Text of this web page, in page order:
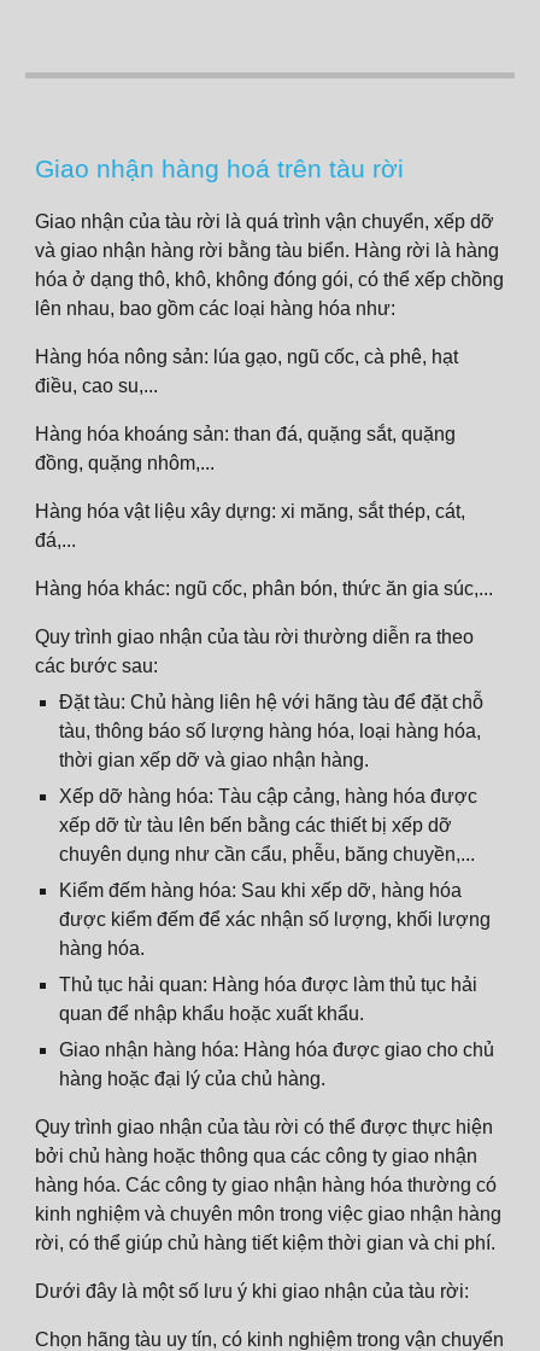
Giao nhận hàng hoá trên tàu rời
Giao nhận của tàu rời là quá trình vận chuyển, xếp dỡ
và giao nhận hàng rời bằng tàu biển. Hàng rời là hàng
hóa ở dạng thô, khô, không đóng gói, có thể xếp chồng
lên nhau, bao gồm các loại hàng hóa như:
Hàng hóa nông sản: lúa gạo, ngũ cốc, cà phê, hạt
điều, cao su,...
Hàng hóa khoáng sản: than đá, quặng sắt, quặng
đồng, quặng nhôm,...
Hàng hóa vật liệu xây dựng: xi măng, sắt thép, cát,
đá,...
Hàng hóa khác: ngũ cốc, phân bón, thức ăn gia súc,...
Quy trình giao nhận của tàu rời thường diễn ra theo
các bước sau:
Đặt tàu: Chủ hàng liên hệ với hãng tàu để đặt chỗ
tàu, thông báo số lượng hàng hóa, loại hàng hóa,
thời gian xếp dỡ và giao nhận hàng.
Xếp dỡ hàng hóa: Tàu cập cảng, hàng hóa được
xếp dỡ từ tàu lên bến bằng các thiết bị xếp dỡ
chuyên dụng như cần cẩu, phễu, băng chuyền,...
Kiểm đếm hàng hóa: Sau khi xếp dỡ, hàng hóa
được kiểm đếm để xác nhận số lượng, khối lượng
hàng hóa.
Thủ tục hải quan: Hàng hóa được làm thủ tục hải
quan để nhập khẩu hoặc xuất khẩu.
Giao nhận hàng hóa: Hàng hóa được giao cho chủ
hàng hoặc đại lý của chủ hàng.
Quy trình giao nhận của tàu rời có thể được thực hiện
bởi chủ hàng hoặc thông qua các công ty giao nhận
hàng hóa. Các công ty giao nhận hàng hóa thường có
kinh nghiệm và chuyên môn trong việc giao nhận hàng
rời, có thể giúp chủ hàng tiết kiệm thời gian và chi phí.
Dưới đây là một số lưu ý khi giao nhận của tàu rời:
Chọn hãng tàu uy tín, có kinh nghiệm trong vận chuyển